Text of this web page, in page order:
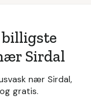
billigste
Sirdal
nær Sirdal,
gratis.